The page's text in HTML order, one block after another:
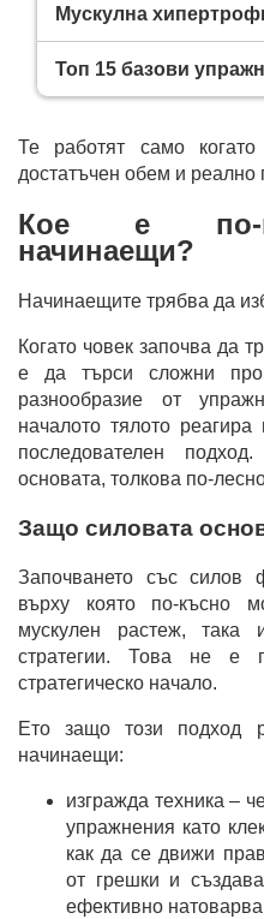
Мускулна
Те работят само
достатъчен обем и реално
Кое е по-
начинаещи?
Начинаещите трябва да
Когато човек започва да
е да търси сложни
разнообразие от
началото тялото
последователен
основата, толкова по-
Защо силовата
Започването със силов
върху която по-късно
мускулен растеж, така
стратегии. Това не е
стратегическо начало.
Ето защо този подход
начинаещи:
изгражда техника –
упражнения като
как да се движи
от грешки и
ефективно